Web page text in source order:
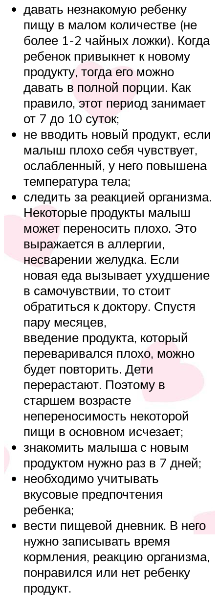
давать незнакомую ребенку
пищу в малом количестве (не
более 1-2 чайных ложки). Когда
ребенок привыкнет к новому
продукту, тогда его можно
давать в полной порции. Как
правило, этот период занимает
от 7 до 10 суток;
не вводить новый продукт, если
малыш плохо себя чувствует,
ослабленный, у него повышена
температура тела;
следить за реакцией организма.
Некоторые продукты малыш
может переносить плохо. Это
выражается в аллергии,
несварении желудка. Если
новая еда вызывает ухудшение
в самочувствии, то стоит
обратиться к доктору. Спустя
пару месяцев,
введение продукта, который
переваривался плохо, можно
будет повторить. Дети
перерастают. Поэтому в
старшем возрасте
непереносимость некоторой
пищи в основном исчезает;
знакомить малыша с новым
продуктом нужно раз в 7 дней;
необходимо учитывать
вкусовые предпочтения
ребенка;
вести пищевой дневник. В него
нужно записывать время
кормления, реакцию организма,
понравился или нет ребенку
продукт.